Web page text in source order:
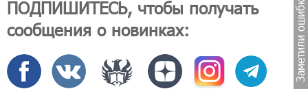
ПОДПИШИТЕСЬ, чтобы получать
сообщения о новинках:
Заметили ошибку?